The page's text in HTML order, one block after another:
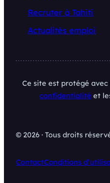
Recruter à Tahiti
Actualités emploi
Ce site est protégé avec
confidentialité et
© 2026 · Tous droits
ContactConditions